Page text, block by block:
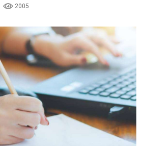
2005